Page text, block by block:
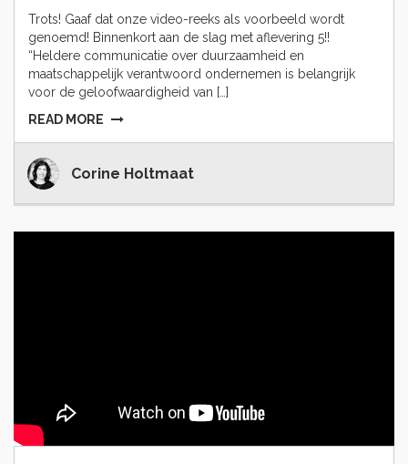
Trots! Gaaf dat onze video-reeks als voorbeeld wordt
genoemd! Binnenkort aan de slag met aflevering 5!!
“Heldere communicatie over duurzaamheid en
maatschappelijk verantwoord ondernemen is belangrijk
voor de geloofwaardigheid van […]
READ MORE
Corine Holtmaat